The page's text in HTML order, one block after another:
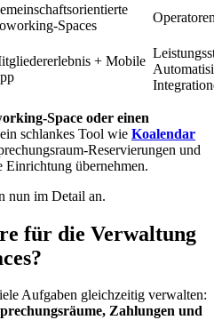
Spaces
+ Mobile
Space oder einen
schlankes Tool wie Koalendar
Reservierungen und
Einrichtung übernehmen.
nun im Detail an.
für die Verwaltung
Aufgaben gleichzeitig verwalten:
Zahlungen und